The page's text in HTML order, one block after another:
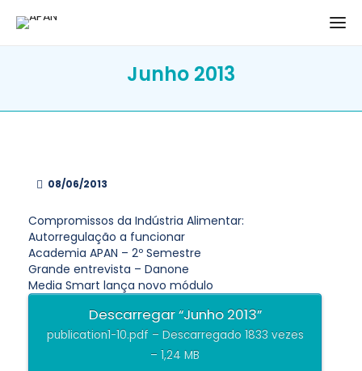
Junho 2013
08/06/2013
Compromissos da Indústria Alimentar:
Autorregulação a funcionar
Academia APAN – 2º Semestre
Grande entrevista – Danone
Media Smart lança novo módulo
Descarregar “Junho 2013”
publication1-10.pdf – Descarregado 1833 vezes
– 1,24 MB